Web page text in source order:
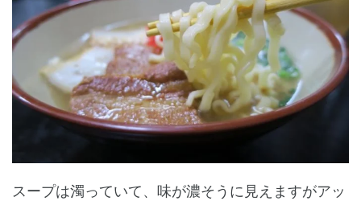
スープは濁っていて、味が濃そうに見えますがアッ